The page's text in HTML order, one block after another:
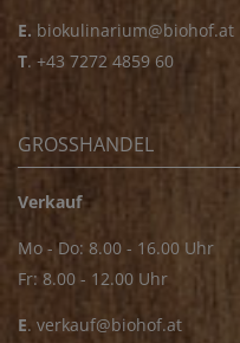
E. biokulinarium@biohof.at
T. +43 7272 4859 60
GROSSHANDEL
Verkauf
Mo - Do: 8.00 - 16.00 Uhr
Fr: 8.00 - 12.00 Uhr
E. verkauf@biohof.at